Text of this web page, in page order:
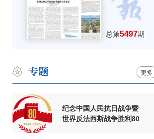
总第5497期
更多
纪念中国人民抗日战争暨
世界反法西斯战争胜利80